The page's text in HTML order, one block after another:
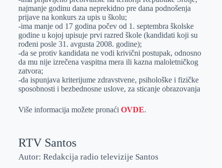
najmanje godinu dana neprekidno pre dana podnošenja
prijave na konkurs za upis u školu;
-ima manje od 17 godina počev od 1. septembra školske
godine u kojoj upisuje prvi razred škole (kandidati koji su
rođeni posle 31. avgusta 2008. godine);
-da se protiv kandidata ne vodi krivični postupak, odnosno
da mu nije izrečena vaspitna mera ili kazna maloletničkog
zatvora;
-da ispunjava kriterijume zdravstvene, psihološke i fizičke
sposobnosti i bezbednosne uslove, za sticanje obrazovanja
Više informacija možete pronaći OVDE.
RTV Santos
Autor: Redakcija radio televizije Santos